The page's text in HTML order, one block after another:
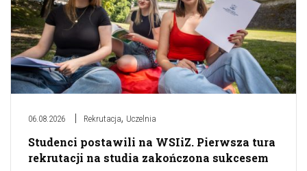
06.08.2026 Rekrutacja, Uczelnia
Studenci postawili na WSIiZ. Pierwsza tura
rekrutacji na studia zakończona sukcesem